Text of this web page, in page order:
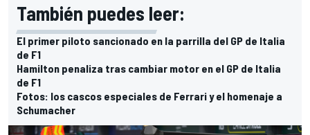
También puedes leer:
El primer piloto sancionado en la parrilla del GP de Italia
de F1
Hamilton penaliza tras cambiar motor en el GP de Italia
de F1
Fotos: los cascos especiales de Ferrari y el homenaje a
Schumacher